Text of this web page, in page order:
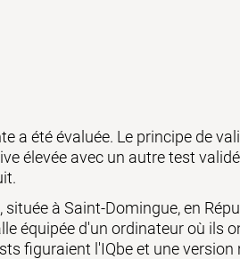
a été évaluée. Le principe de
élevée avec un autre test
à Saint-Domingue, en
équipée d'un ordinateur où ils
figuraient l'IQbe et une version